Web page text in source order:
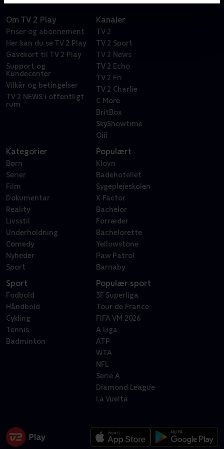
Om TV 2 Play
Priser og abonnement
Her kan du se TV 2 Play
Gavekort til TV 2 Play
Support og
Kundecenter
Vilkår og betingelser
TV 2 NEWS i offentligt
rum
Kanaler
TV 2
TV 2 Sport
TV 2 News
TV 2 Echo
TV 2 Fri
TV 2 Charlie
C More
BritBox
SkyShowtime
Oiii
Kategorier
Børn
Serier
Film
Dokumentar
Reality
Livsstil
Underholdning
Comedy
Nyheder
Sport
Populært
Klovn
Badehotellet
Sygeplejeskolen
X Factor
Bachelor
Forræder
Bachelorette
Yellowstone
Paw Patrol
Barnaby
Sport
Fodbold
Håndbold
Cykling
Tennis
Badminton
Populær sport
3F Superliga
Tour de France
FIFA VM 2026
A Liga
ATP
WTA
NFL
Serie A
Diamond League
La Vuelta